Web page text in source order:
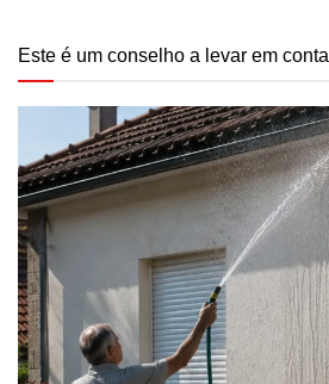
Este é um conselho a levar em conta